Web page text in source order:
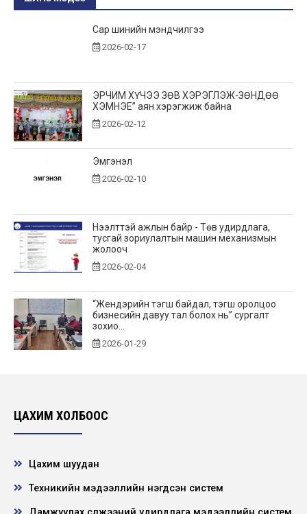
Сар шинийн мэндчилгээ
2026-02-17
ЭРЧИМ ХҮЧЭЭ ЗӨВ ХЭРЭГЛЭЖ-ЗӨНДӨӨ
ХЭМНЭЕ” аян хэрэгжиж байна
2026-02-12
Эмгэнэл
2026-02-10
Нээлттэй ажлын байр - Төв удирдлага,
тусгай зориулалтын машин механизмын
жолооч
2026-02-04
“Жендэрийн тэгш байдал, тэгш оролцоо
бизнесийн давуу тал болох нь” сургалт
зохио...
2026-01-29
2026-01-29
ЦАХИМ ХОЛБООС
Цахим шуудан
Техникийн мэдээллийн нэгдсэн систем